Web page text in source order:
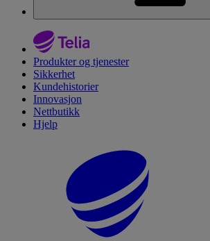
Produkter og tjenester
Sikkerhet
Kundehistorier
Innovasjon
Nettbutikk
Hjelp